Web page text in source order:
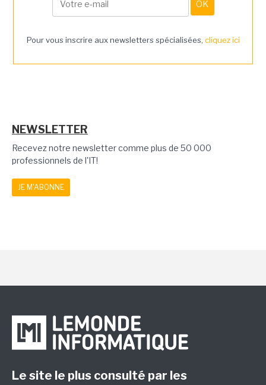
Pour vous inscrire aux newsletters spécialisées, cliquez ici
NEWSLETTER
Recevez notre newsletter comme plus de 50 000
professionnels de l'IT!
JE M'ABONNE
Le site le plus consulté par les